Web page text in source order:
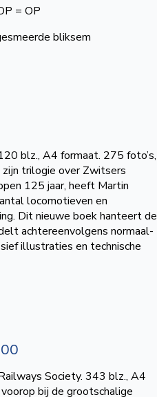
= OP
bliksem
blz., A4 formaat. 275 foto’s,
zijn trilogie over Zwitsers
125 jaar, heeft Martin
locomotieven en
Dit nieuwe boek hanteert de
achtereenvolgens normaal-
illustraties en technische
Society. 343 blz., A4
bij de grootschalige